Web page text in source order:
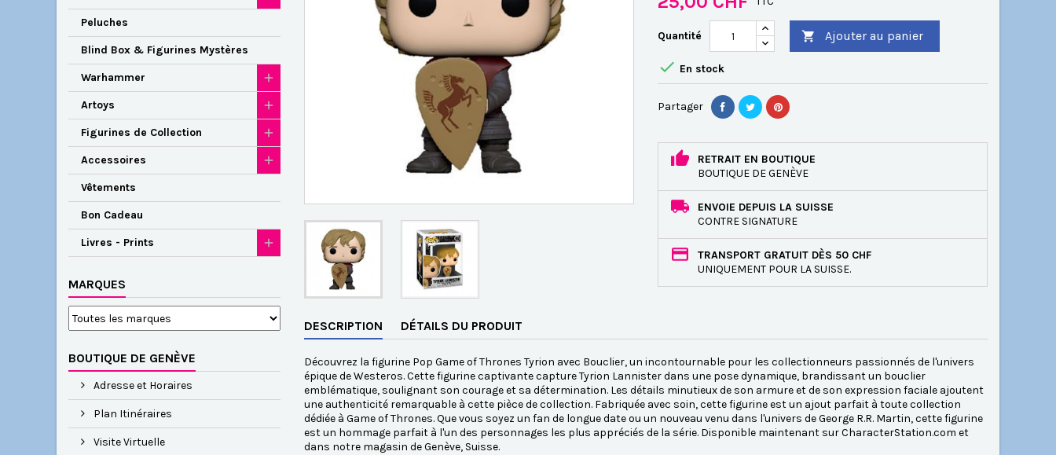
Peluches
Blind Box & Figurines Mystères
Warhammer
Artoys
Figurines de Collection
Accessoires
Vêtements
Bon Cadeau
Livres - Prints
MARQUES
BOUTIQUE DE GENÈVE
Adresse et Horaires
Plan Itinéraires
Visite Virtuelle
Quantité  Ajouter au panier
 En stock
Partager
RETRAIT EN BOUTIQUE
BOUTIQUE DE GENÈVE
ENVOIE DEPUIS LA SUISSE
CONTRE SIGNATURE
TRANSPORT GRATUIT DÈS 50 CHF
UNIQUEMENT POUR LA SUISSE.
DESCRIPTION DÉTAILS DU PRODUIT
Découvrez la figurine Pop Game of Thrones Tyrion avec Bouclier, un incontournable pour les collectionneurs passionnés de l'univers
épique de Westeros. Cette figurine captivante capture Tyrion Lannister dans une pose dynamique, brandissant un bouclier
emblématique, soulignant son courage et sa détermination. Les détails minutieux de son armure et de son expression faciale ajoutent
une authenticité remarquable à cette pièce de collection. Fabriquée avec soin, cette figurine est un ajout parfait à toute collection
dédiée à Game of Thrones. Que vous soyez un fan de longue date ou un nouveau venu dans l'univers de George R.R. Martin, cette figurine
est un hommage parfait à l'un des personnages les plus appréciés de la série. Disponible maintenant sur CharacterStation.com et
dans notre magasin de Genève, Suisse.